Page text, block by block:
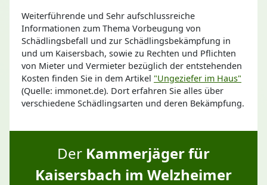
Weiterführende und Sehr aufschlussreiche
Informationen zum Thema Vorbeugung von
Schädlingsbefall und zur Schädlingsbekämpfung in
und um Kaisersbach, sowie zu Rechten und Pflichten
von Mieter und Vermieter bezüglich der entstehenden
Kosten finden Sie in dem Artikel "Ungeziefer im Haus"
(Quelle: immonet.de). Dort erfahren Sie alles über
verschiedene Schädlingsarten und deren Bekämpfung.
Der Kammerjäger für
Kaisersbach im Welzheimer